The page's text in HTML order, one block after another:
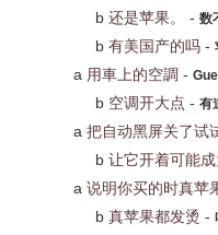
b 还是苹果。 - 数
b 有美国产的吗 -
a 用車上的空調 -
b 空调开大点 - 有
a 把自动黑屏关了试
b 让它开着可能
a 说明你买的时真苹
b 真苹果都发烫 -